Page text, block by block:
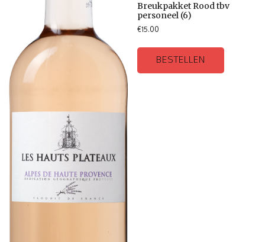
Breukpakket Rood tbv
personeel (6)
€15.00
BESTELLEN